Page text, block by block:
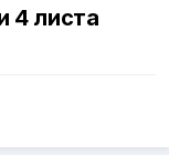
4 листа